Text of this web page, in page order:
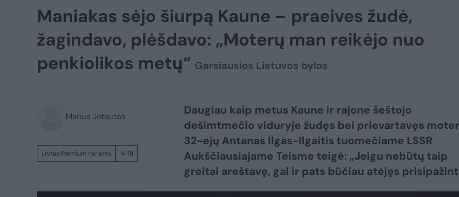
Maniakas sėjo šiurpą Kaune – praeives žudė,
žagindavo, plėšdavo: „Moterų man reikėjo nuo
penkiolikos metų“ Garsiausios Lietuvos bylos
Marius Jotautas
Lrytas Premium nariams N-18
Daugiau kaip metus Kaune ir rajone šeštojo
dešimtmečio viduryje žudęs bei prievartavęs
32-ejų Antanas Ilgas-Ilgaitis tuomečiame LSSR
Aukščiausiajame Teisme teigė: „Jeigu nebūtų taip
greitai areštavę, gal ir pats būčiau atėjęs